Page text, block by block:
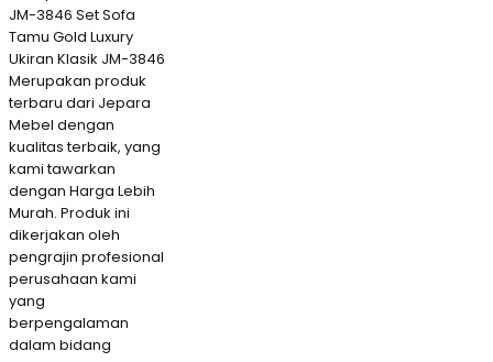
JM-3846 Set Sofa
Tamu Gold Luxury
Ukiran Klasik JM-3846
Merupakan produk
terbaru dari Jepara
Mebel dengan
kualitas terbaik, yang
kami tawarkan
dengan Harga Lebih
Murah. Produk ini
dikerjakan oleh
pengrajin profesional
perusahaan kami
yang
berpengalaman
dalam bidang